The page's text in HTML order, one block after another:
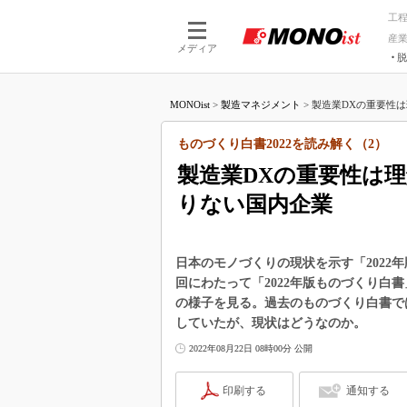
メディア
工
産
つながる工場
AI×設備
MONOist > 製造マネジメント > 製造業DXの重要性
製造業DXの重要性は
りない国内企業
ものづくり白書2022を読み解く（2）
日本のモノづくりの現状を示す「2022
回にわたって「2022年版ものづくり白
の様子を見る。過去のものづくり白書
していたが、現状はどうなのか。
2022年08月22日 08時00分 公開
印刷する 通知する